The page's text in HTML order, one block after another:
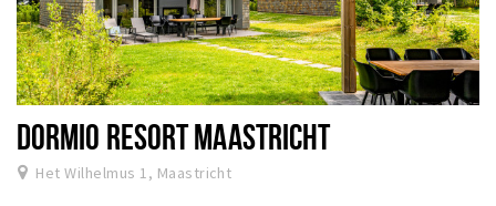
DORMIO RESORT MAASTRICHT
Het Wilhelmus 1, Maastricht